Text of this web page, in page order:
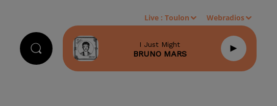
Live :Toulon Webradios
I Just Might
BRUNO MARS